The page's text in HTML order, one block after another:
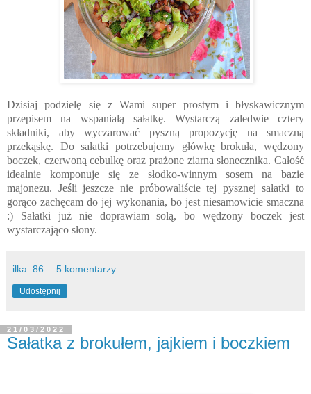
Dzisiaj podzielę się z Wami super prostym i błyskawicznym
przepisem na wspaniałą sałatkę. Wystarczą zaledwie cztery
składniki, aby wyczarować pyszną propozycję na smaczną
przekąskę. Do sałatki potrzebujemy główkę brokuła, wędzony
boczek, czerwoną cebulkę oraz prażone ziarna słonecznika. Całość
idealnie komponuje się ze słodko-winnym sosem na bazie
majonezu. Jeśli jeszcze nie próbowaliście tej pysznej sałatki to
gorąco zachęcam do jej wykonania, bo jest niesamowicie smaczna
:) Sałatki już nie doprawiam solą, bo wędzony boczek jest
wystarczająco słony.
ilka_86 5 komentarzy:
Udostępnij
21/03/2022
Sałatka z brokułem, jajkiem i boczkiem